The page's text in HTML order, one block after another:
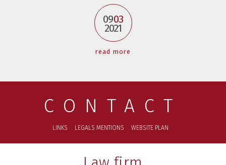
0903
2021
read more
CONTACT
LINKS LEGALS MENTIONS WEBSITE PLAN